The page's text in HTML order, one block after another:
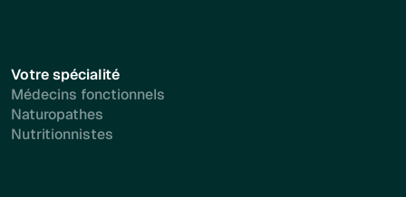
Votre spécialité
Médecins fonctionnels
Naturopathes
Nutritionnistes